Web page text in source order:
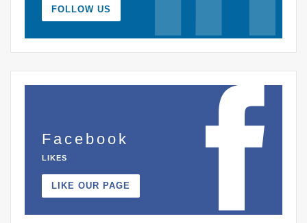
FOLLOW US
Facebook
LIKES
LIKE OUR PAGE